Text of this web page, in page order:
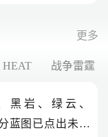
更多
HEAT 战争雷霆
、绿云、
蓝图已点出未购